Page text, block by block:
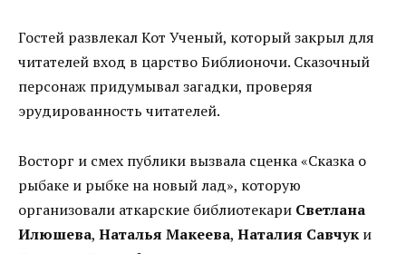
Гостей развлекал Кот Ученый, который закрыл для
читателей вход в царство Библионочи. Сказочный
персонаж придумывал загадки, проверяя
эрудированность читателей.
Восторг и смех публики вызвала сценка «Сказка о
рыбаке и рыбке на новый лад», которую
организовали аткарские библиотекари Светлана
Илюшева, Наталья Макеева, Наталия Савчуки